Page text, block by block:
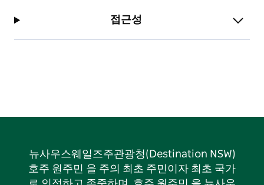
접근성
뉴사우스웨일즈주관광청(Destination NSW)
호주 원주민 을 주의 최초 주민이자 최초 국가